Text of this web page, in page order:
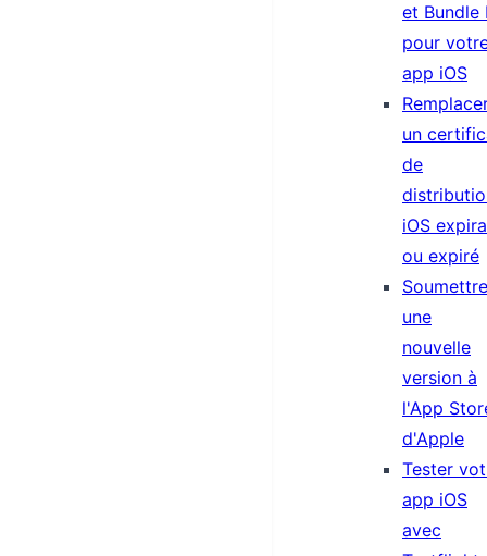
et Bundle
pour
app iOS
un
de
iOS
ou expiré
Soumettre
une
nouvelle
version à
l'App
d'Apple
Tester
app iOS
avec